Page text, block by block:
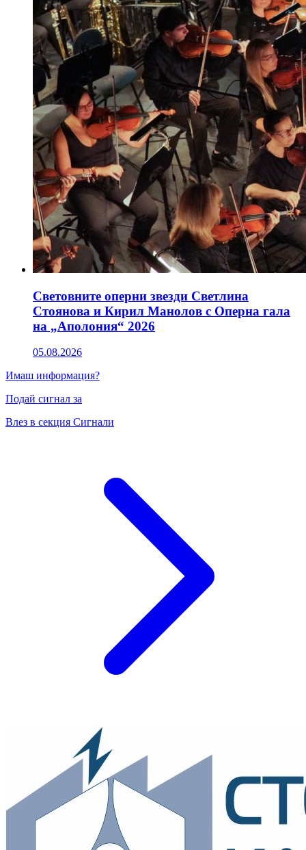
Световните оперни звезди Светлина
Стоянова и Кирил Манолов с Оперна гала
на „Аполония“ 2026
05.08.2026
Имаш информация?
Подай сигнал за
Влез в секция Сигнали